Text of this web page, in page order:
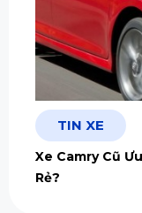
TIN XE
Xe Camry Cũ
Rẻ?